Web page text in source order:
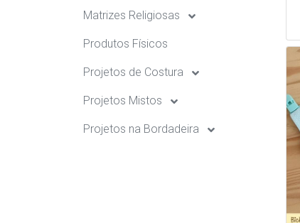
Matrizes Religiosas
Produtos Físicos
Projetos de Costura
Projetos Mistos
Projetos na Bordadeira